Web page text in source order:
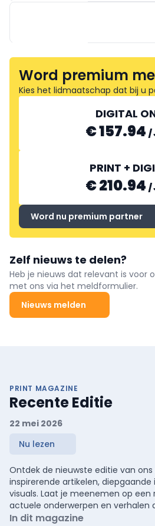
SG LIGHTING
TRIO
Word premium
Kies het lidmaatschap dat bij u
DIGITAL
€ 157.94 /
PRINT +
€ 210.94 /
Word nu premium partner
Zelf nieuws te delen?
Heb je nieuws dat relevant is voor
met ons via het meldformulier.
Nieuws melden
PRINT MAGAZINE
Recente Editie
22 mei 2026
Nu lezen
Ontdek de nieuwste editie van
inspirerende artikelen,
visuals. Laat je meenemen op een
actuele onderwerpen en verhalen
In dit magazine